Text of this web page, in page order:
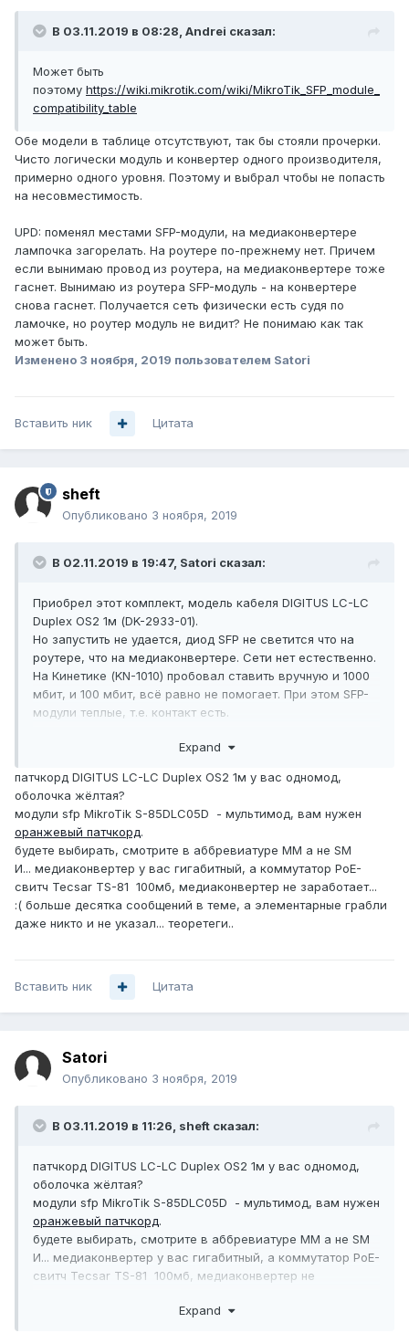
В 03.11.2019 в 08:28, Andrei сказал:
Может быть
поэтому https://wiki.mikrotik.com/wiki/MikroTik_SFP_module_
compatibility_table
Обе модели в таблице отсутствуют, так бы стояли прочерки.
Чисто логически модуль и конвертер одного производителя,
примерно одного уровня. Поэтому и выбрал чтобы не попасть
на несовместимость.
UPD: поменял местами SFP-модули, на медиаконвертере
лампочка загорелать. На роутере по-прежнему нет. Причем
если вынимаю провод из роутера, на медиаконвертере тоже
гаснет. Вынимаю из роутера SFP-модуль - на конвертере
снова гаснет. Получается сеть физически есть судя по
ламочке, но роутер модуль не видит? Не понимаю как так
может быть.
Изменено 3 ноября, 2019 пользователем Satori
Вставить ник Цитата
sheft
Опубликовано 3 ноября, 2019
В 02.11.2019 в 19:47, Satori сказал:
Приобрел этот комплект, модель кабеля DIGITUS LC-LC
Duplex OS2 1м (DK-2933-01).
Но запустить не удается, диод SFP не светится что на
роутере, что на медиаконвертере. Сети нет естественно.
На Кинетике (KN-1010) пробовал ставить вручную и 1000
мбит, и 100 мбит, всё равно не помогает. При этом SFP-
модули теплые, т.е. контакт есть.
Expand
патчкорд DIGITUS LC-LC Duplex OS2 1м у вас одномод,
оболочка жёлтая?
модули sfp MikroTik S-85DLC05D - мультимод, вам нужен
оранжевый патчкорд.
будете выбирать, смотрите в аббревиатуре MM а не SM
И... медиаконвертер у вас гигабитный, а коммутатор PoE-
свитч Tecsar TS-81 100мб, медиаконвертер не заработает...
:( больше десятка сообщений в теме, а элементарные грабли
даже никто и не указал... теоретеги..
Вставить ник Цитата
Satori
Опубликовано 3 ноября, 2019
В 03.11.2019 в 11:26, sheft сказал:
патчкорд DIGITUS LC-LC Duplex OS2 1м у вас одномод,
оболочка жёлтая?
модули sfp MikroTik S-85DLC05D - мультимод, вам нужен
оранжевый патчкорд.
будете выбирать, смотрите в аббревиатуре MM а не SM
И... медиаконвертер у вас гигабитный, а коммутатор PoE-
свитч Tecsar TS-81 100мб, медиаконвертер не
больше десятка сообщений в теме, а элементарные
Expand